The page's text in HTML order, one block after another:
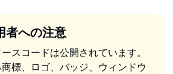
者への注意
スコードは公開されています。
標、ロゴ、バッジ、ウィンドウ